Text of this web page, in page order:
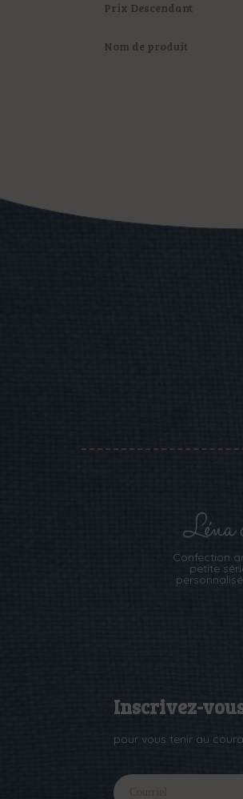
Prix Descendant
Nom de produit
Confection
petite
Inscrivez-
pour vous tenir au
II